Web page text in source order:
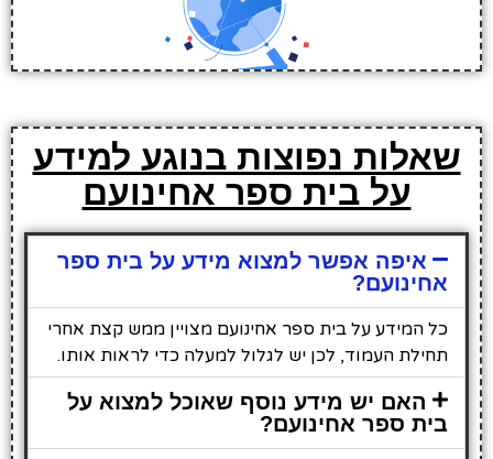
שאלות נפוצות בנוגע למידע
על בית ספר אחינועם
איפה אפשר למצוא מידע על בית ספר
אחינועם?
כל המידע על בית ספר אחינועם מצויין ממש קצת אחרי
תחילת העמוד, לכן יש לגלול למעלה כדי לראות אותו.
האם יש מידע נוסף שאוכל למצוא על
בית ספר אחינועם?